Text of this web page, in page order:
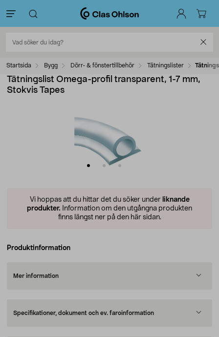
Startsida Bygg Dörr- & fönstertillbehör Tätningslister
Tätningslist Omega-profil transparent, 1-7 mm,
Stokvis Tapes
Vi hoppas att du hittar det du söker under liknande
produkter. Information om den utgångna produkten
finns längst ner på den här sidan.
Produktinformation
Mer information
Specifikationer, dokument och ev. faroinformation